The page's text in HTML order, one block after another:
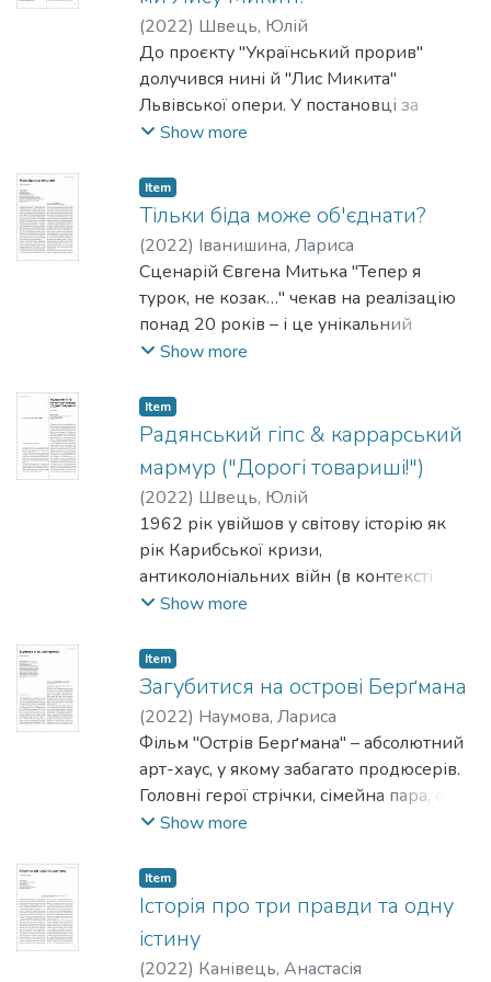
свою вітальну енергію.
(2022) Швець, Юлій
До проєкту "Український прорив"
долучився нині й "Лис Микита"
Львівської опери. У постановці за
казкою Івана Франка на музику Івана
Василь Вовкун задіяв спеціалістів
кількох країн, а на сцені загалом
зайнято до 170-ти осіб творчого складу
театру. Оригінальність і масштабність, а
також ступінь творчої реалізації задуму
дозволяють внести "Лиса Микиту" в
список головних досягнень
Show more
Item
Тільки біда може об'єднати?
(2022) Іванишина, Лариса
Сценарій Євгена Митька "Тепер я
турок, не козак…" чекав на реалізацію
понад 20 років – і це унікальний
випадок в історії українського кіно, бо,
не живуть, втрачаючи з часом свою
актуальність.
Show more
Item
Радянський гіпс & каррарський
мармур ("Дорогі товариші!")
(2022) Швець, Юлій
1962 рік увійшов у світову історію як
рік Карибської кризи,
антиколоніальних війн (в контексті
"битви за Алжир" на вулицях Парижа
дві сотні алжирців), рік смерті Вільяма
Фолкнера й Мерлін Монро. В
радянській історії цей рік відзначився
продовженням "будівництва
комунізму": освоєнням космосу, обміном
збитого над територією СРСР
американського пілота Френсіса
Рудольфа Абеля, масовим
відвідуванням кінотеатрів (лідери
прокату "Людина-амфібія" і "Гусарська
балада"), будівництвом "хрущовок", –
усе в супроводі найпопулярніших тоді
Show more
Item
Загубитися на острові Берґмана
(2022) Наумова, Лариса
Фільм "Острів Берґмана" – абсолютний
арт-хаус, у якому забагато продюсерів.
Головні герої стрічки, сімейна пара, обоє
– режисери. Вони приїздять на острів
всесвітньо відомий режисер. На цьому
острові крутиться неабияка кількість
навколо кінематографічного люду.
Хтось утримує музей-резиденцію, де
Show more
Item
Історія про три правди та одну
істину
(2022) Канівець, Анастасія